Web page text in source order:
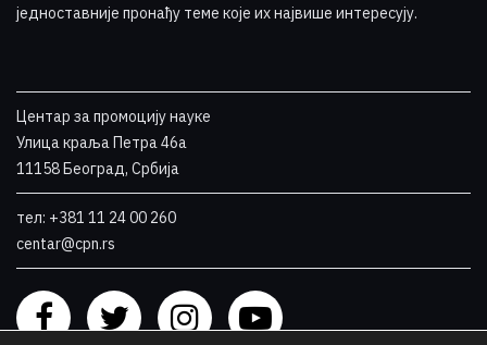
једноставније пронађу теме које их највише интересују.
Центар за промоцију науке
Улица краља Петра 46a
11158 Београд, Србија
тел: +381 11 24 00 260
centar@cpn.rs